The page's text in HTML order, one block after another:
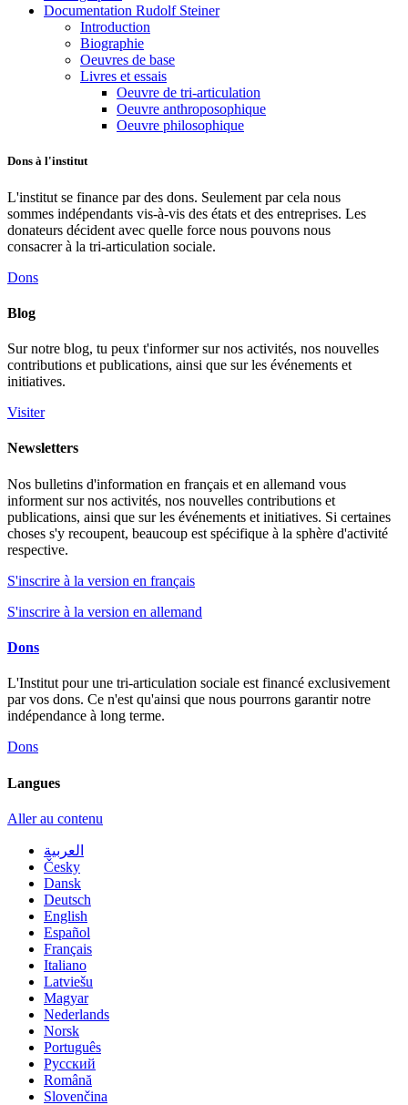
Documentation Rudolf Steiner
Introduction
Biographie
Oeuvres de base
Livres et essais
Oeuvre de tri-articulation
Oeuvre anthroposophique
Oeuvre philosophique
Dons à l'institut
L'institut se finance par des dons. Seulement par cela nous
sommes indépendants vis-à-vis des états et des entreprises. Les
donateurs décident avec quelle force nous pouvons nous
consacrer à la tri-articulation sociale.
Dons
Blog
Sur notre blog, tu peux t'informer sur nos activités, nos nouvelles
contributions et publications, ainsi que sur les événements et
initiatives.
Visiter
Newsletters
Nos bulletins d'information en français et en allemand vous
informent sur nos activités, nos nouvelles contributions et
publications, ainsi que sur les événements et initiatives. Si certaines
choses s'y recoupent, beaucoup est spécifique à la sphère d'activité
respective.
S'inscrire à la version en français
S'inscrire à la version en allemand
Dons
L'Institut pour une tri-articulation sociale est financé exclusivement
par vos dons. Ce n'est qu'ainsi que nous pourrons garantir notre
indépendance à long terme.
Dons
Langues
Aller au contenu
العربية
Česky
Dansk
Deutsch
English
Español
Français
Italiano
Latviešu
Magyar
Nederlands
Norsk
Português
Русский
Română
Slovenčina